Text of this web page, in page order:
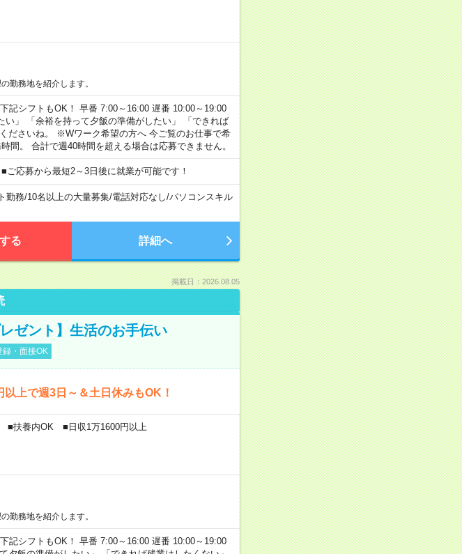
勤務地を紹介します。
記シフトもOK！ 早番 7:00～16:00 遅番 10:00～19:00
」 「余裕を持って夕飯の準備がしたい」 「できれば
ださいね。 ※Wワーク希望の方へ 今ご覧のお仕事で希
間。 合計で週40時間を超える場合は応募できません。
応募から最短2～3日後に就業が可能です！
勤務/10名以上の大量募集/電話対応なし/パソコンスキル
る 詳細へ
掲載日：2026.08.05
ゼント】生活のお手伝い
録・面接OK
上で週3日～＆土日休みもOK！
■扶養内OK ■日収1万1600円以上
勤務地を紹介します。
記シフトもOK！ 早番 7:00～16:00 遅番 10:00～19:00